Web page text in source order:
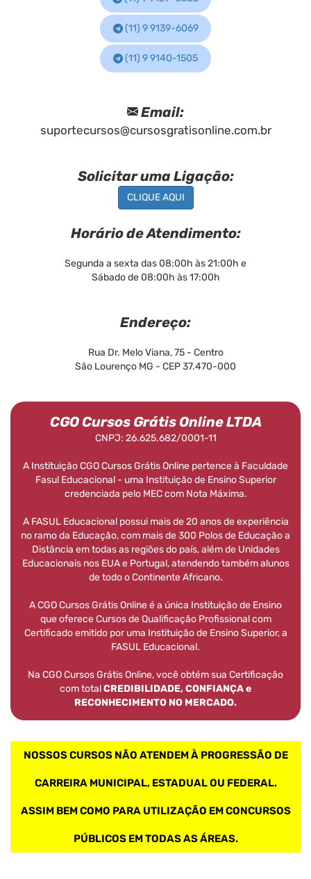
(11) 9 9139-6069
(11) 9 9140-1505
Email:
suportecursos@cursosgratisonline.com.br
Solicitar uma Ligação:
CLIQUE AQUI
Horário de Atendimento:
Segunda a sexta das 08:00h às 21:00h e
Sábado de 08:00h às 17:00h
Endereço:
Rua Dr. Melo Viana, 75 - Centro
São Lourenço MG - CEP 37.470-000
CGO Cursos Grátis Online LTDA
CNPJ: 26.625.682/0001-11
A Instituição CGO Cursos Grátis Online pertence à Faculdade
Fasul Educacional - uma Instituição de Ensino Superior
credenciada pelo MEC com Nota Máxima.
A FASUL Educacional possui mais de 20 anos de experiência
no ramo da Educação, com mais de 300 Polos de Educação a
Distância em todas as regiões do país, além de Unidades
Educacionais nos EUA e Portugal, atendendo também alunos
de todo o Continente Africano.
A CGO Cursos Grátis Online é a única Instituição de Ensino
que oferece Cursos de Qualificação Profissional com
Certificado emitido por uma Instituição de Ensino Superior, a
FASUL Educacional.
Na CGO Cursos Grátis Online, você obtém sua Certificação
com totalCREDIBILIDADE, CONFIANÇA e
RECONHECIMENTO NO MERCADO.
NOSSOS CURSOS NÃO ATENDEM À PROGRESSÃO DE
CARREIRA MUNICIPAL, ESTADUAL OU FEDERAL.
ASSIM BEM COMO PARA UTILIZAÇÃO EM CONCURSOS
PÚBLICOS EM TODAS AS ÁREAS.